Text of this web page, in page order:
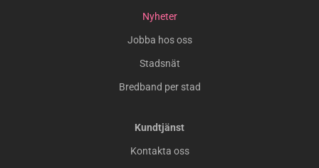
Nyheter
Jobba hos oss
Stadsnät
Bredband per stad
Kundtjänst
Kontakta oss